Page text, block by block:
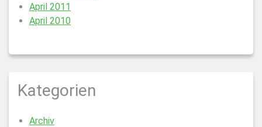
April 2011
April 2010
Kategorien
Archiv